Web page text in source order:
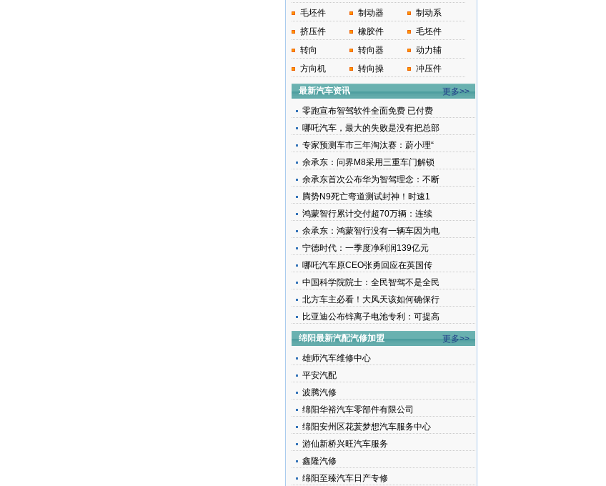
毛坯件
制动器
制动系
挤压件
橡胶件
毛坯件
转向
转向器
动力辅
方向机
转向操 冲压件
最新汽车资讯
更多>>
零跑宣布智驾软件全面免费 已付费
哪吒汽车，最大的失败是没有把总部
专家预测车市三年淘汰赛：蔚小理“
余承东：问界M8采用三重车门解锁
余承东首次公布华为智驾理念：不断
腾势N9死亡弯道测试封神！时速1
鸿蒙智行累计交付超70万辆：连续
余承东：鸿蒙智行没有一辆车因为电
宁德时代：一季度净利润139亿元
哪吒汽车原CEO张勇回应在英国传
中国科学院院士：全民智驾不是全民
北方车主必看！大风天该如何确保行
比亚迪公布锌离子电池专利：可提高
绵阳最新汽配汽修加盟
更多>>
雄师汽车维修中心
平安汽配
波腾汽修
绵阳华裕汽车零部件有限公司
绵阳安州区花荄梦想汽车服务中心
游仙新桥兴旺汽车服务
鑫隆汽修
绵阳至臻汽车日产专修